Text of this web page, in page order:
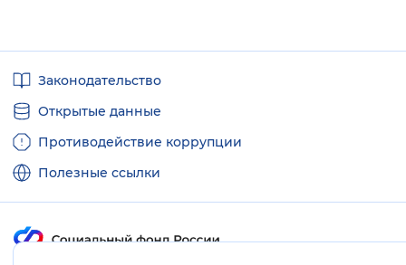
ссылкиЗаконодательство
Открытые данные
Противодействие коррупции
Полезные ссылки